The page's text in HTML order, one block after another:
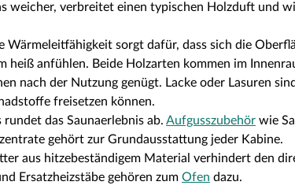
weicher, verbreitet einen typischen Holzduft und
Wärmeleitfähigkeit sorgt dafür, dass sich die
heiß anfühlen. Beide Holzarten kommen im
nach der Nutzung genügt. Lacke oder Lasuren
freisetzen können.
rundet das Saunaerlebnis ab. Aufgusszubehör wie
gehört zur Grundausstattung jeder Kabine.
aus hitzebeständigem Material verhindert den
Ersatzheizstäbe gehören zum Ofen dazu.